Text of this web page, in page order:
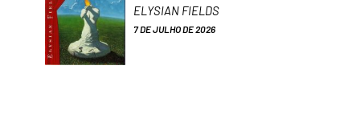
ELYSIAN FIELDS
7 DE JULHO DE 2026